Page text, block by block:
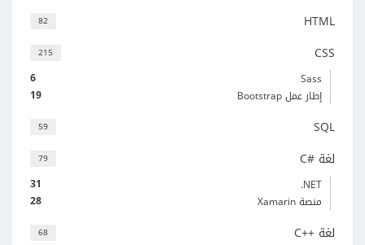
82 HTML
215 CSS
6
Sass
19
إطار عمل Bootstrap
59 SQL
79 لغة C#‎
31
‎.NET
28
منصة Xamarin
68 لغة C++‎